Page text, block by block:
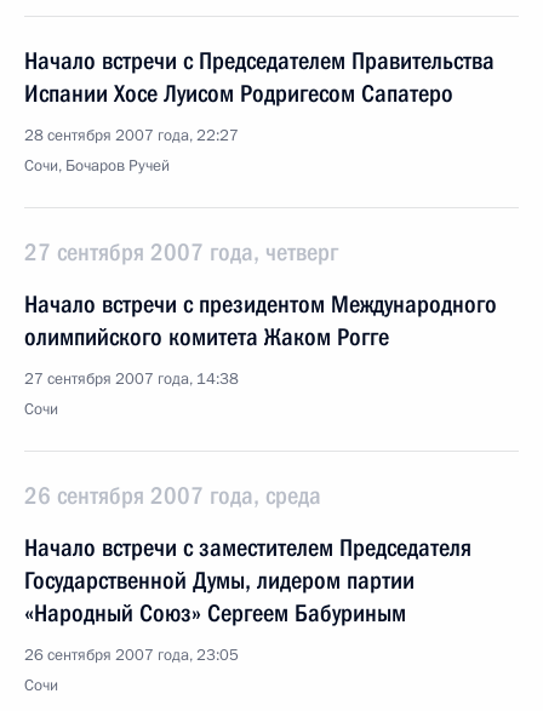
Начало встречи с Председателем Правительства
Испании Хосе Луисом Родригесом Сапатеро
28 сентября 2007 года, 22:27
Сочи, Бочаров Ручей
27 сентября 2007 года, четверг
Начало встречи с президентом Международного
олимпийского комитета Жаком Рогге
27 сентября 2007 года, 14:38
Сочи
26 сентября 2007 года, среда
Начало встречи с заместителем Председателя
Государственной Думы, лидером партии
«Народный Союз» Сергеем Бабуриным
26 сентября 2007 года, 23:05
Сочи